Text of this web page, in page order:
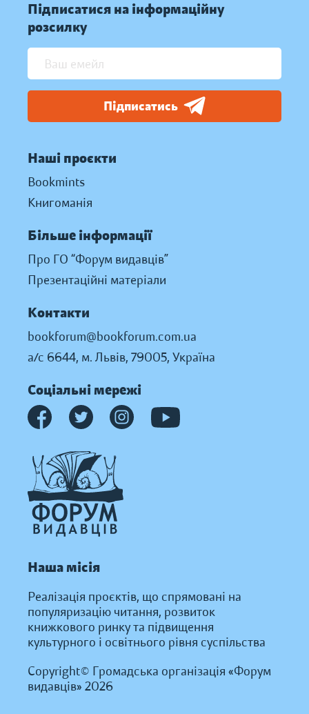
Підписатися на інформаційну
розсилку
Підписатись
Наші проєкти
Bookmints
Книгоманія
Більше інформації
Про ГО “Форум видавців”
Презентаційні матеріали
Контакти
bookforum@bookforum.com.ua
а/с 6644, м. Львів, 79005, Україна
Соціальні мережі
Наша місія
Реалізація проєктів, що спрямовані на
популяризацію читання, розвиток
книжкового ринку та підвищення
культурного і освітнього рівня суспільства
Copyright© Громадська організація «Форум
видавців» 2026